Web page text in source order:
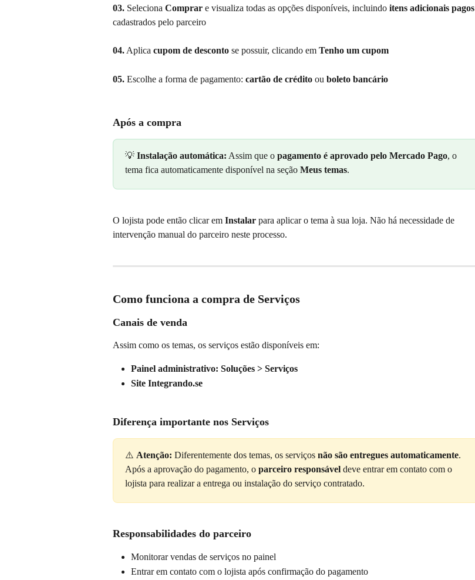
03. Seleciona Comprar e visualiza todas as opções disponíveis, incluindo itens adicionais pagos
cadastrados pelo parceiro
04. Aplica cupom de desconto se possuir, clicando em Tenho um cupom
05. Escolhe a forma de pagamento: cartão de crédito ou boleto bancário
Após a compra
💡 Instalação automática: Assim que o pagamento é aprovado pelo Mercado Pago, o
tema fica automaticamente disponível na seção Meus temas.
O lojista pode então clicar em Instalar para aplicar o tema à sua loja. Não há necessidade de
intervenção manual do parceiro neste processo.
Como funciona a compra de Serviços
Canais de venda
Assim como os temas, os serviços estão disponíveis em:
Painel administrativo: Soluções > Serviços
Site Integrando.se
Diferença importante nos Serviços
⚠️ Atenção: Diferentemente dos temas, os serviços não são entregues automaticamente.
Após a aprovação do pagamento, o parceiro responsável deve entrar em contato com o
lojista para realizar a entrega ou instalação do serviço contratado.
Responsabilidades do parceiro
Monitorar vendas de serviços no painel
Entrar em contato com o lojista após confirmação do pagamento